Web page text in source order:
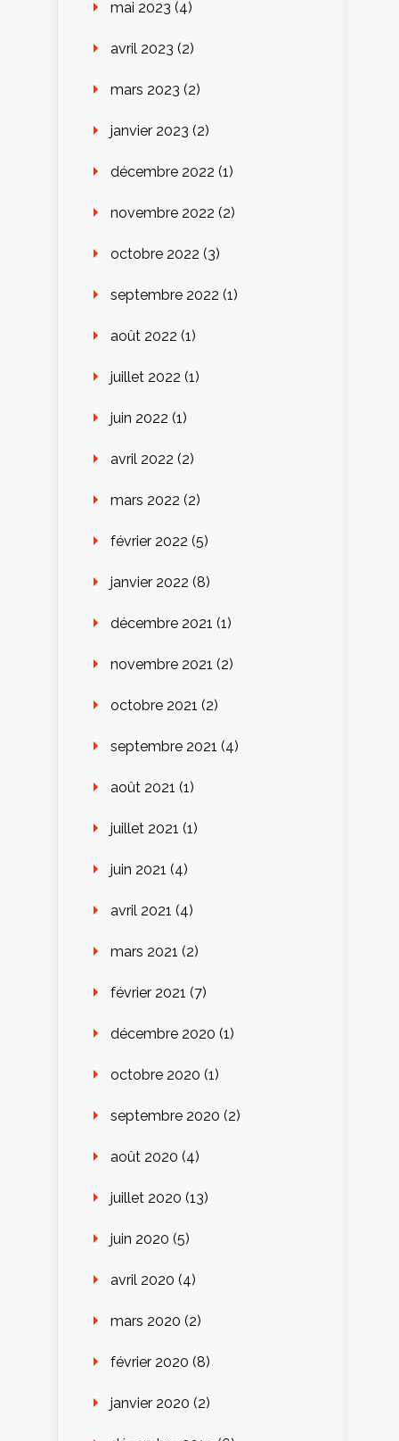
mai 2023 (4)
avril 2023 (2)
mars 2023 (2)
janvier 2023 (2)
décembre 2022 (1)
novembre 2022 (2)
octobre 2022 (3)
septembre 2022 (1)
août 2022 (1)
juillet 2022 (1)
juin 2022 (1)
avril 2022 (2)
mars 2022 (2)
février 2022 (5)
janvier 2022 (8)
décembre 2021 (1)
novembre 2021 (2)
octobre 2021 (2)
septembre 2021 (4)
août 2021 (1)
juillet 2021 (1)
juin 2021 (4)
avril 2021 (4)
mars 2021 (2)
février 2021 (7)
décembre 2020 (1)
octobre 2020 (1)
septembre 2020 (2)
août 2020 (4)
juillet 2020 (13)
juin 2020 (5)
avril 2020 (4)
mars 2020 (2)
février 2020 (8)
janvier 2020 (2)